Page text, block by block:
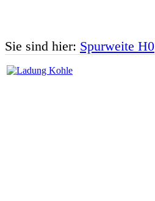
Sie sind hier: Spurweite H0